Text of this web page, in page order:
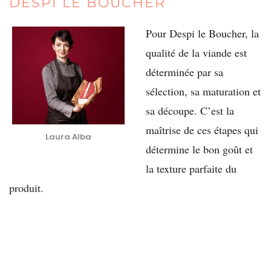
Laura Alba
Pour Despi le Boucher, la
qualité de la viande est
déterminée par sa
sélection, sa maturation et
sa découpe. C’est la
maîtrise de ces étapes qui
détermine le bon goût et
la texture parfaite du
produit.